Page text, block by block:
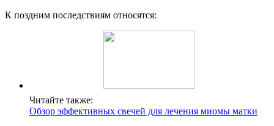
К поздним последствиям относятся:
Читайте также:
Обзор эффективных свечей для лечения миомы матки